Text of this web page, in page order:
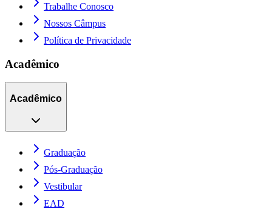
Trabalhe Conosco
Nossos Câmpus
Política de Privacidade
Acadêmico
Acadêmico
Graduação
Pós-Graduação
Vestibular
EAD